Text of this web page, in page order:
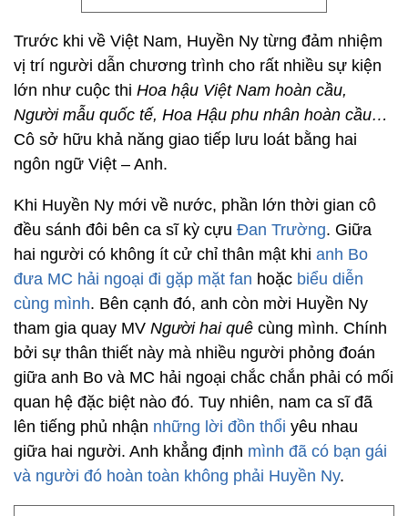
Trước khi về Việt Nam, Huyền Ny từng đảm nhiệm
vị trí người dẫn chương trình cho rất nhiều sự kiện
lớn như cuộc thi Hoa hậu Việt Nam hoàn cầu,
Người mẫu quốc tế, Hoa Hậu phu nhân hoàn cầu…
Cô sở hữu khả năng giao tiếp lưu loát bằng hai
ngôn ngữ Việt – Anh.
Khi Huyền Ny mới về nước, phần lớn thời gian cô
đều sánh đôi bên ca sĩ kỳ cựu Đan Trường. Giữa
hai người có không ít cử chỉ thân mật khi anh Bo
đưa MC hải ngoại đi gặp mặt fan hoặc biểu diễn
cùng mình. Bên cạnh đó, anh còn mời Huyền Ny
tham gia quay MV Người hai quê cùng mình. Chính
bởi sự thân thiết này mà nhiều người phỏng đoán
giữa anh Bo và MC hải ngoại chắc chắn phải có mối
quan hệ đặc biệt nào đó. Tuy nhiên, nam ca sĩ đã
lên tiếng phủ nhận những lời đồn thổi yêu nhau
giữa hai người. Anh khẳng định mình đã có bạn gái
và người đó hoàn toàn không phải Huyền Ny.